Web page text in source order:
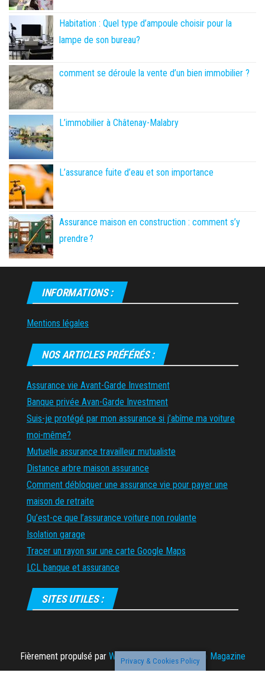
Habitation : Quel type d’ampoule choisir pour la
lampe de son bureau?
comment se déroule la vente d’un bien immobilier ?
L’immobilier à Châtenay-Malabry
L’assurance fuite d’eau et son importance
Assurance maison en construction : comment s’y
prendre ?
INFORMATIONS :
Mentions légales
NOS ARTICLES PRÉFÉRÉS :
Assurance vie Avant-Garde Investment
Banque privée Avan-Garde Investment
Suis-je protégé par mon assurance si j’abîme ma voiture
moi-même?
Mutuelle assurance travailleur mutualiste
Distance arbre maison assurance
Comment débloquer une assurance vie pour payer une
maison de retraite
Qu’est-ce que l’assurance voiture non roulante
Isolation garage
Tracer un rayon sur une carte Google Maps
LCL banque et assurance
SITES UTILES :
Fièrement propulsé par WordPress | Thème : Envo Magazine
Privacy & Cookies Policy